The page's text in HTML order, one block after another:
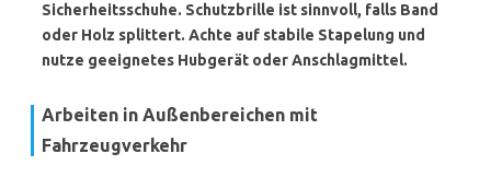
Sicherheitsschuhe. Schutzbrille ist sinnvoll, falls Band
oder Holz splittert. Achte auf stabile Stapelung und
nutze geeignetes Hubgerät oder Anschlagmittel.
Arbeiten in Außenbereichen mit
Fahrzeugverkehr